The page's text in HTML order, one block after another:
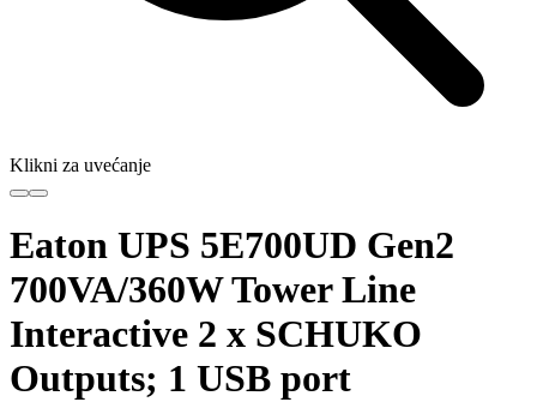
Klikni za uvećanje
Eaton UPS 5E700UD Gen2
700VA/360W Tower Line
Interactive 2 x SCHUKO
Outputs; 1 USB port